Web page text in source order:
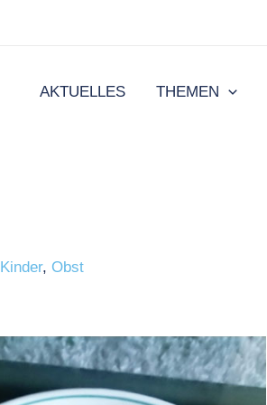
AKTUELLES THEMEN
Kinder, Obst